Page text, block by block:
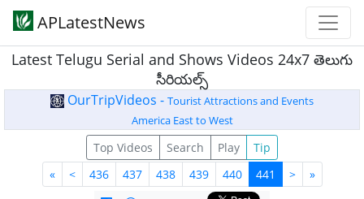
APLatestNews
Latest Telugu Serial and Shows Videos 24x7 తెలుగు
సీరియల్స్
OurTripVideos - Tourist Attractions and Events
America East to West
Top Videos Search Play
Tip
«
< 436 437 438 439 440 441 > »